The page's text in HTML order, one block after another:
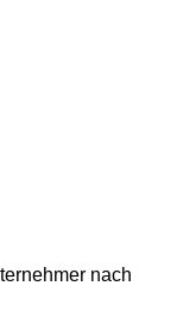
nach